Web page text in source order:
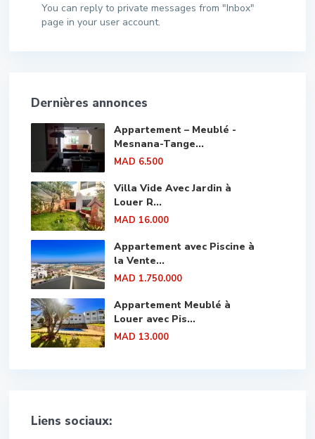
You can reply to private messages from "Inbox"
page in your user account.
Dernières annonces
Appartement – Meublé -
Mesnana-Tange...
MAD 6.500
Villa Vide Avec Jardin à
Louer R...
MAD 16.000
Appartement avec Piscine à
la Vente...
MAD 1.750.000
Appartement Meublé à
Louer avec Pis...
MAD 13.000
Liens sociaux: